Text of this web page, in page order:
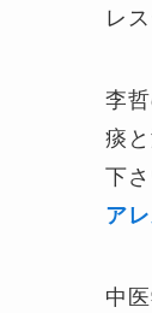
レ
李哲
痰
下さ
ア
中